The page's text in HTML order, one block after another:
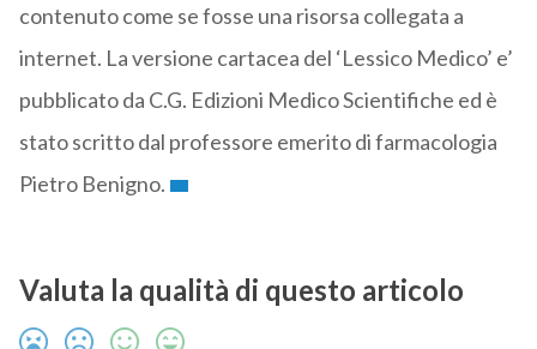
contenuto come se fosse una risorsa collegata a
internet. La versione cartacea del ‘Lessico Medico’ e’
pubblicato da C.G. Edizioni Medico Scientifiche ed è
stato scritto dal professore emerito di farmacologia
Pietro Benigno.
Valuta la qualità di questo articolo